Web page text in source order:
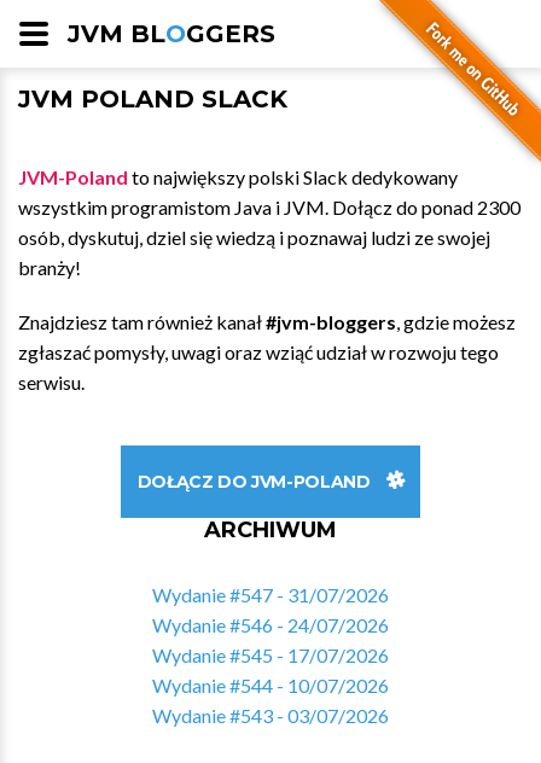
JVM BLOGGERS
JVM POLAND SLACK
JVM-Poland to największy polski Slack dedykowany
wszystkim programistom Java i JVM. Dołącz do ponad 2300
osób, dyskutuj, dziel się wiedzą i poznawaj ludzi ze swojej
branży!
Znajdziesz tam również kanał#jvm-bloggers, gdzie możesz
zgłaszać pomysły, uwagi oraz wziąć udział w rozwoju tego
serwisu.
DOŁĄCZ DO JVM-POLAND
ARCHIWUM
Wydanie #547 - 31/07/2026
Wydanie #546 - 24/07/2026
Wydanie #545 - 17/07/2026
Wydanie #544 - 10/07/2026
Wydanie #543 - 03/07/2026